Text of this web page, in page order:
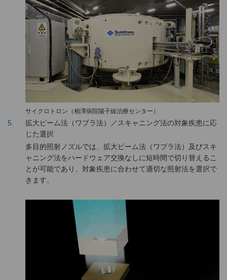
サイクロトロン（相澤病院陽子線治療センター）
5
拡大ビーム法（ワブラ法）／スキャニング法の対象疾患に応
じた選択
多目的照射ノズルでは、拡大ビーム法（ワブラ法）及びスキ
ャニング法をハードウェア交換なしに短時間で切り替えるこ
とが可能であり、対象疾患に合わせて適切な照射法を選択で
きます。